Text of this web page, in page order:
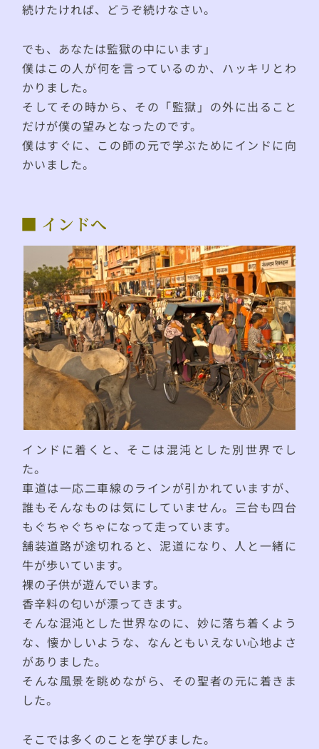
続けたければ、どうぞ続けなさい。
でも、あなたは監獄の中にいます」
僕はこの人が何を言っているのか、ハッキリとわ
かりました。
そしてその時から、その「監獄」の外に出ること
だけが僕の望みとなったのです。
僕はすぐに、この師の元で学ぶためにインドに向
かいました。
■ インドへ
インドに着くと、そこは混沌とした別世界でし
た。
車道は一応二車線のラインが引かれていますが、
誰もそんなものは気にしていません。三台も四台
もぐちゃぐちゃになって走っています。
舗装道路が途切れると、泥道になり、人と一緒に
牛が歩いています。
裸の子供が遊んでいます。
香辛料の匂いが漂ってきます。
そんな混沌とした世界なのに、妙に落ち着くよう
な、懐かしいような、なんともいえない心地よさ
がありました。
そんな風景を眺めながら、その聖者の元に着きま
した。
そこでは多くのことを学びました。